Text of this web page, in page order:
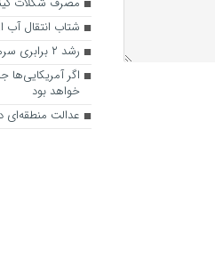
شتاب انتقال آب
رشد ۲ برابری سرمایه‌گذاری در سیستان‌وبلوچستان
اگر آمریکایی‌ها
خواهد بود
عدالت منطقه‌ای